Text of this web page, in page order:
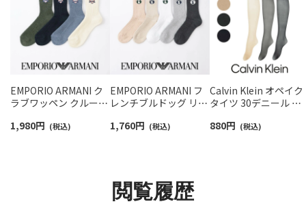
EMPORIO ARMANI ク
ラブワッペン クルー丈
本製 03447106
1,980円 (税込)
EMPORIO ARMANI フ
レンチブルドッグ リブ
ィース 日本製
1,760円 (税込)
Calvin Klein オペイク
タイツ 30デニール ゾ
ルクプロテイン加工
880円 (税込)
閲覧履歴